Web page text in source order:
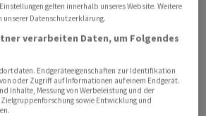
gelten innerhalb unseres Website. Weitere
unserer Datenschutzerklärung.
verarbeiten Daten, um Folgendes
Endgeräteeigenschaften zur Identifikation
oder Zugriff auf Informationen auf einem Endgerät.
Inhalte, Messung von Werbeleistung und der
sowie Entwicklung und